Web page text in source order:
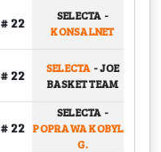
# 22 SELECTA -
KONSALNET
# 22 SELECTA -JOE
BASKET TEAM
# 22
SELECTA -
POPRAWA KOBYLA
G.